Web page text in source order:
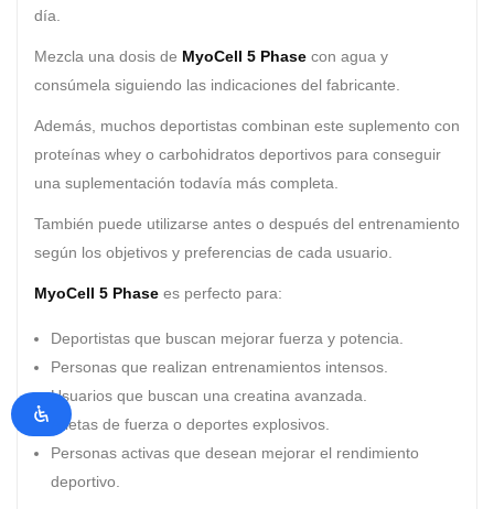
día.
Mezcla una dosis de MyoCell 5 Phase con agua y
consúmela siguiendo las indicaciones del fabricante.
Además, muchos deportistas combinan este suplemento con
proteínas whey o carbohidratos deportivos para conseguir
una suplementación todavía más completa.
También puede utilizarse antes o después del entrenamiento
según los objetivos y preferencias de cada usuario.
MyoCell 5 Phase es perfecto para:
Deportistas que buscan mejorar fuerza y potencia.
Personas que realizan entrenamientos intensos.
Usuarios que buscan una creatina avanzada.
Atletas de fuerza o deportes explosivos.
Personas activas que desean mejorar el rendimiento
deportivo.